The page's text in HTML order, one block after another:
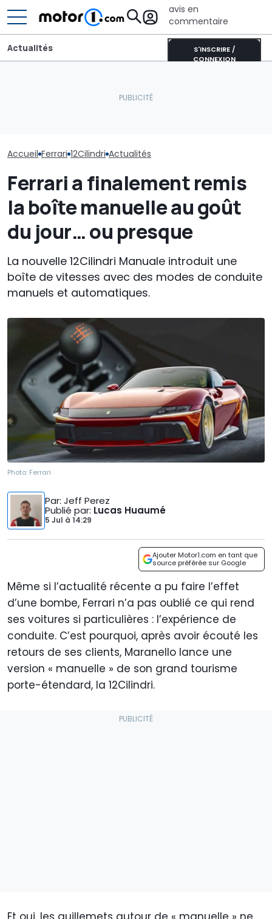
avis en
commentaire
S'INSCRIRE /
CONNEXION
Actualités
Accueil Ferrari 12Cilindri Actualités
Ferrari a finalement remis
la boîte manuelle au goût
du jour… ou presque
La nouvelle 12Cilindri Manuale introduit une
boîte de vitesses avec des modes de conduite
manuels et automatiques.
Photo: Ferrari
Par: Jeff Perez
Publié par: Lucas Huaumé
5 Jul à 14:29
Ajouter Motor1.com en tant que
source préférée sur Google
Même si l’actualité récente a pu faire l’effet
d’une bombe, Ferrari n’a pas oublié ce qui rend
ses voitures si particulières : l’expérience de
conduite. C’est pourquoi, après avoir écouté les
retours de ses clients, Maranello lance une
version « manuelle » de son grand tourisme
porte-étendard, la 12Cilindri.